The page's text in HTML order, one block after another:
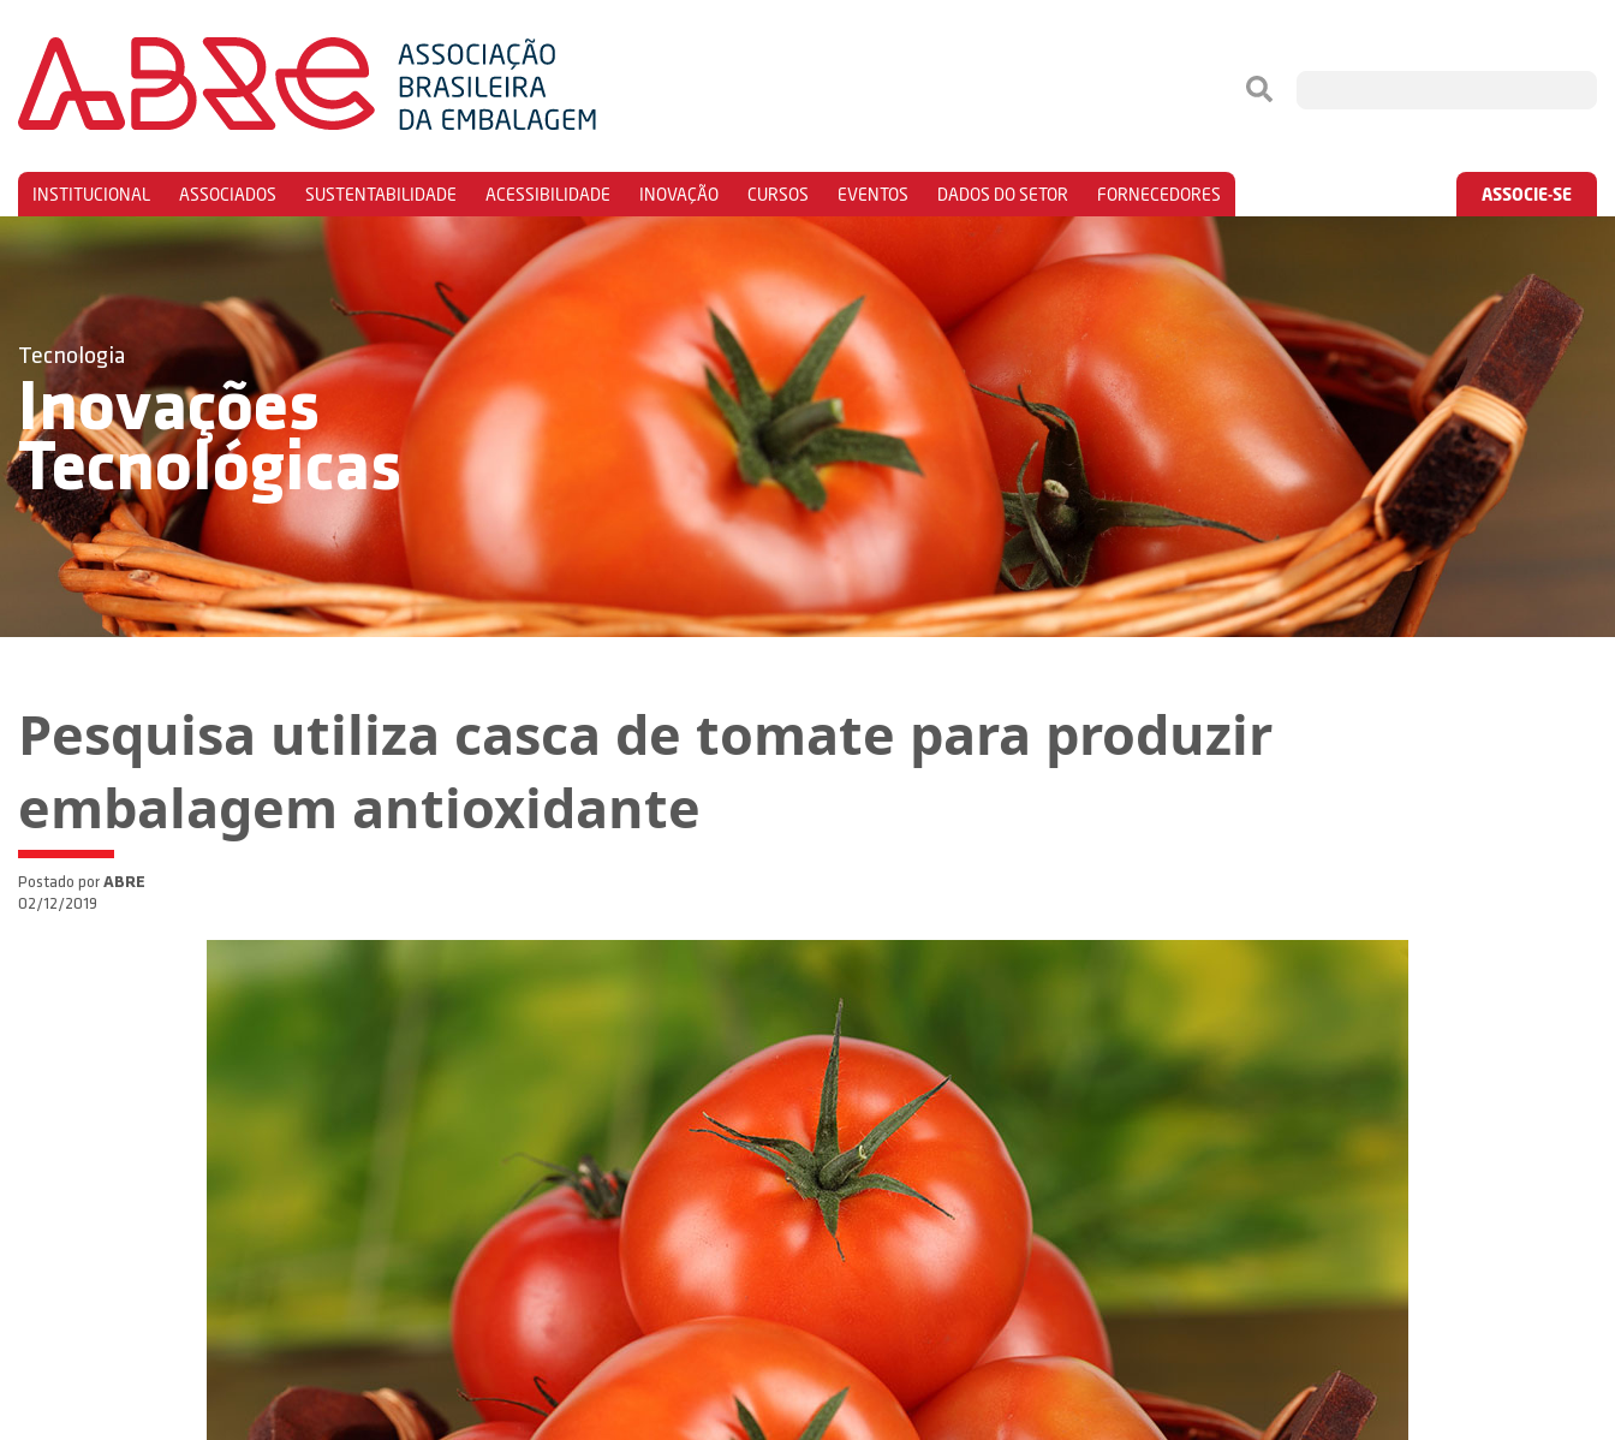
INSTITUCIONAL ASSOCIADOS SUSTENTABILIDADE ACESSIBILIDADE INOVAÇÃO CURSOS EVENTOS DADOS DO SETOR FORNECEDORES ASSOCIE-SE
Tecnologia
Inovações
Tecnológicas
Pesquisa utiliza casca de tomate para produzir
embalagem antioxidante
Postado por ABRE
02/12/2019